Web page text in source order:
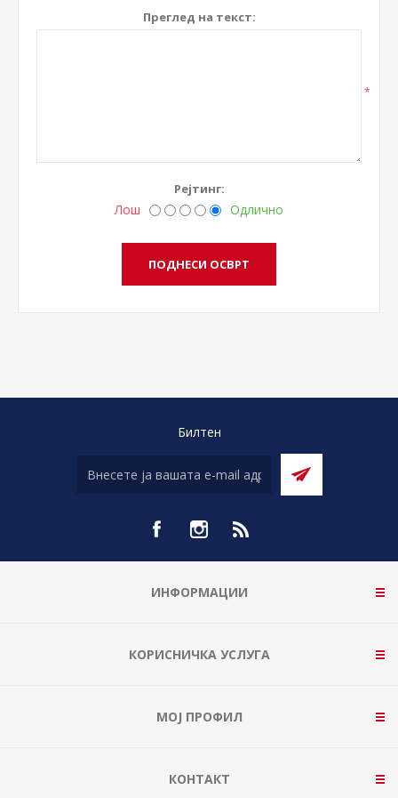
Преглед на текст:
*
Рејтинг:
Лош Одлично
Билтен
ИНФОРМАЦИИ
КОРИСНИЧКА УСЛУГА
МОЈ ПРОФИЛ
КОНТАКТ